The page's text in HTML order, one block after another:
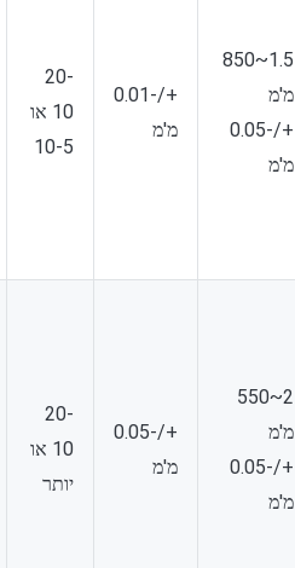
1.5~850
מ'מ
+/-0.05
מ'מ
+/-0.01
מ'מ
20-
10 או
10-5
2~550
מ'מ
+/-0.05
מ'מ
+/-0.05
מ'מ
20-
10 או
יותר